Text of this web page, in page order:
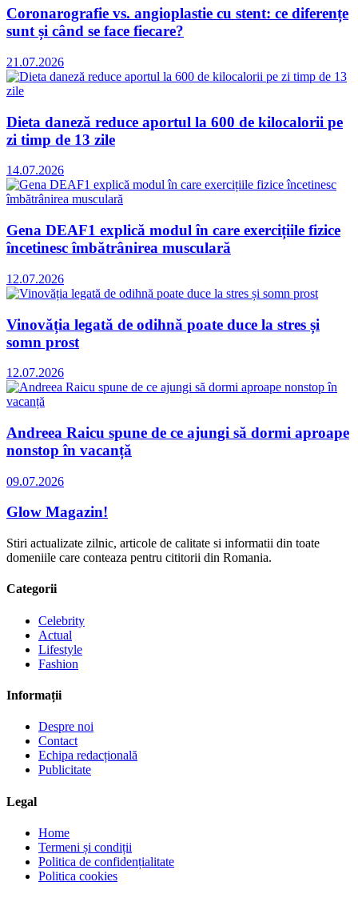
Coronarografie vs. angioplastie cu stent: ce diferențe
sunt și când se face fiecare?
21.07.2026
Dieta daneză reduce aportul la 600 de kilocalorii pe
zi timp de 13 zile
14.07.2026
Gena DEAF1 explică modul în care exercițiile fizice
încetinesc îmbătrânirea musculară
12.07.2026
Vinovăția legată de odihnă poate duce la stres și
somn prost
12.07.2026
Andreea Raicu spune de ce ajungi să dormi aproape
nonstop în vacanță
09.07.2026
Glow Magazin!
Stiri actualizate zilnic, articole de calitate si informatii din toate
domeniile care conteaza pentru cititorii din Romania.
Categorii
Celebrity
Actual
Lifestyle
Fashion
Informații
Despre noi
Contact
Echipa redacțională
Publicitate
Legal
Home
Termeni și condiții
Politica de confidențialitate
Politica cookies